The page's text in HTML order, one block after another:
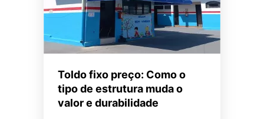
Toldo fixo preço: Como o
tipo de estrutura muda o
valor e durabilidade